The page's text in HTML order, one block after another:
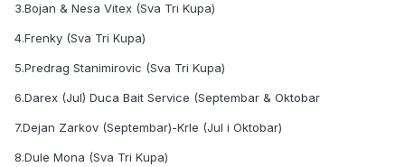
3.Bojan & Nesa Vitex (Sva Tri Kupa)
4.Frenky (Sva Tri Kupa)
5.Predrag Stanimirovic (Sva Tri Kupa)
6.Darex (Jul) Duca Bait Service (Septembar & Oktobar
7.Dejan Zarkov (Septembar)-Krle (Jul i Oktobar)
8.Dule Mona (Sva Tri Kupa)